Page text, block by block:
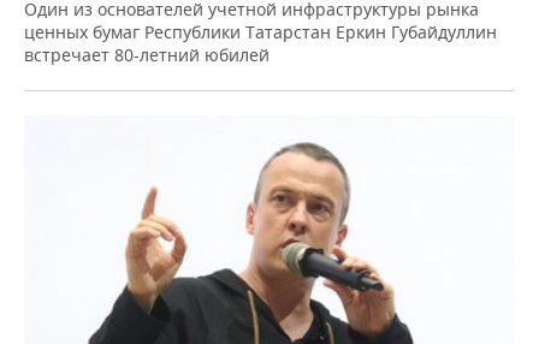
Один из основателей учетной инфраструктуры рынка
ценных бумаг Республики Татарстан Еркин Губайдуллин
встречает 80-летний юбилей